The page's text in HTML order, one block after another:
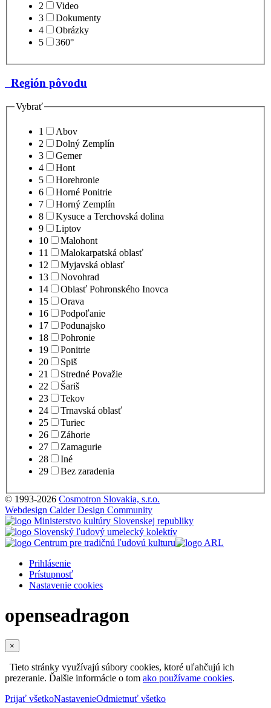
2
Video
3
Dokumenty
4
Obrázky
5
360°
Región pôvodu
Vybrať
1
Abov
2
Dolný Zemplín
3
Gemer
4
Hont
5
Horehronie
6
Horné Ponitrie
7
Horný Zemplín
8
Kysuce a Terchovská dolina
9
Liptov
10
Malohont
11
Malokarpatská oblasť
12
Myjavská oblasť
13
Novohrad
14
Oblasť Pohronského Inovca
15
Orava
16
Podpoľanie
17
Podunajsko
18
Pohronie
19
Ponitrie
20
Spiš
21
Stredné Považie
22
Šariš
23
Tekov
24
Trnavská oblasť
25
Turiec
26
Záhorie
27
Zamagurie
28
Iné
29
Bez zaradenia
© 1993-2026 Cosmotron Slovakia, s.r.o.
Webdesign Calder Design Community
Prihlásenie
Prístupnosť
Nastavenie cookies
openseadragon
×
Tieto stránky využívajú súbory cookies, ktoré uľahčujú ich
prezeranie. Ďalšie informácie o tom ako používame cookies.
Prijať všetkoNastavenieOdmietnuť všetko